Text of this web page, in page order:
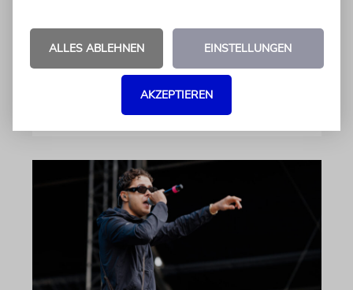
ehrenamtlich. Der Deutsche Kulturrat würdigt
diese Leistung mit einem Preis. Igor Levit ist
07.08.2026
ALLES ABLEHNEN EINSTELLUNGEN
AKZEPTIEREN